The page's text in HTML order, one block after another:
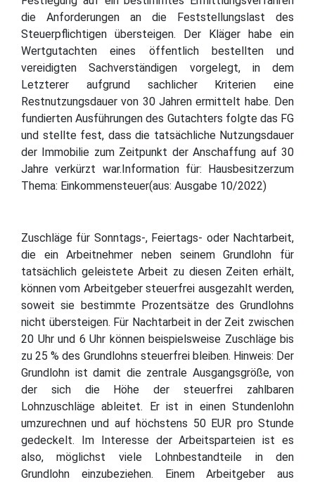
die Anforderungen an die Feststellungslast des
Steuerpflichtigen übersteigen. Der Kläger habe ein
Wertgutachten eines öffentlich bestellten und
vereidigten Sachverständigen vorgelegt, in dem
Letzterer aufgrund sachlicher Kriterien eine
Restnutzungsdauer von 30 Jahren ermittelt habe. Den
fundierten Ausführungen des Gutachters folgte das FG
und stellte fest, dass die tatsächliche Nutzungsdauer
der Immobilie zum Zeitpunkt der Anschaffung auf 30
Jahre verkürzt war.Information für: Hausbesitzerzum
Thema: Einkommensteuer(aus: Ausgabe 10/2022)
Zuschläge für Sonntags-, Feiertags- oder Nachtarbeit,
die ein Arbeitnehmer neben seinem Grundlohn für
tatsächlich geleistete Arbeit zu diesen Zeiten erhält,
können vom Arbeitgeber steuerfrei ausgezahlt werden,
soweit sie bestimmte Prozentsätze des Grundlohns
nicht übersteigen. Für Nachtarbeit in der Zeit zwischen
20 Uhr und 6 Uhr können beispielsweise Zuschläge bis
zu 25 % des Grundlohns steuerfrei bleiben. Hinweis: Der
Grundlohn ist damit die zentrale Ausgangsgröße, von
der sich die Höhe der steuerfrei zahlbaren
Lohnzuschläge ableitet. Er ist in einen Stundenlohn
umzurechnen und auf höchstens 50 EUR pro Stunde
gedeckelt. Im Interesse der Arbeitsparteien ist es
also, möglichst viele Lohnbestandteile in den
Grundlohn einzubeziehen. Einem Arbeitgeber aus